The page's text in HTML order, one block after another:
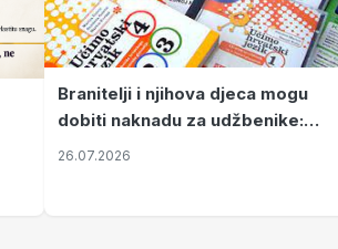
Branitelji i njihova djeca mogu
dobiti naknadu za udžbenike:
zahtjevi se podnose do 31.
26.07.2026